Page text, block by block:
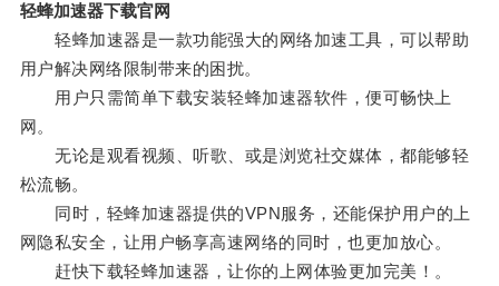
轻蜂加速器下载官网
轻蜂加速器是一款功能强大的网络加速工具，可以帮助
用户解决网络限制带来的困扰。
用户只需简单下载安装轻蜂加速器软件，便可畅快上
网。
无论是观看视频、听歌、或是浏览社交媒体，都能够轻
松流畅。
同时，轻蜂加速器提供的VPN服务，还能保护用户的上
网隐私安全，让用户畅享高速网络的同时，也更加放心。
赶快下载轻蜂加速器，让你的上网体验更加完美！。